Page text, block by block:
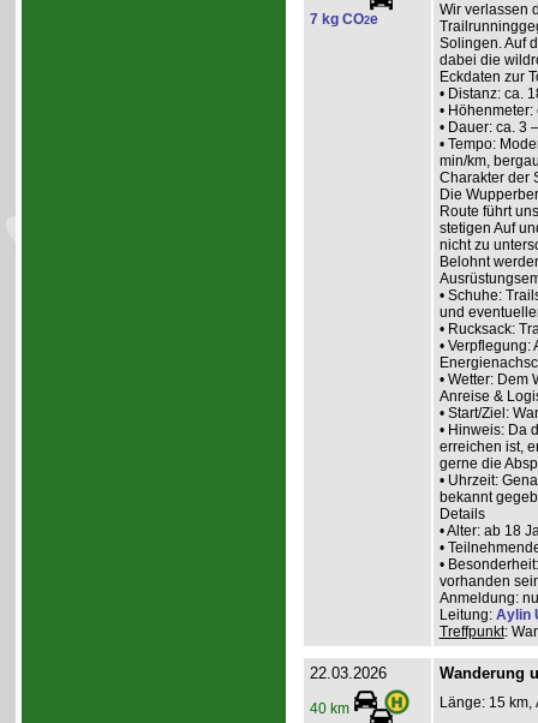
7 kg CO2e
Wir verlassen
Solingen. Auf
dabei die
Eckdaten zur
• Distanz: ca.
•
• Dauer: ca. 3
• Tempo:
min/km,
Charakter der
Die
Route führt
stetigen Auf
nicht zu
Belohnt
• Schuhe:
und
• Rucksack:
•
• Wetter: Dem
Anreise &
• Start/Ziel:
• Hinweis: Da
erreichen ist,
gerne die
• Uhrzeit:
bekannt
Details
• Alter: ab 18
•
•
vorhanden
Anmeldung:
Leitung: Aylin
Treffpunkt:
22.03.2026
40 km
Wanderung
Länge: 15 km,